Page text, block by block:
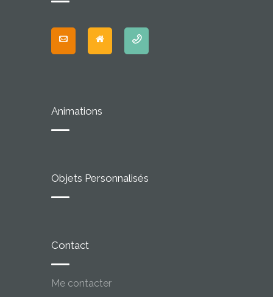
Animations
Objets Personnalisés
Contact
Me contacter